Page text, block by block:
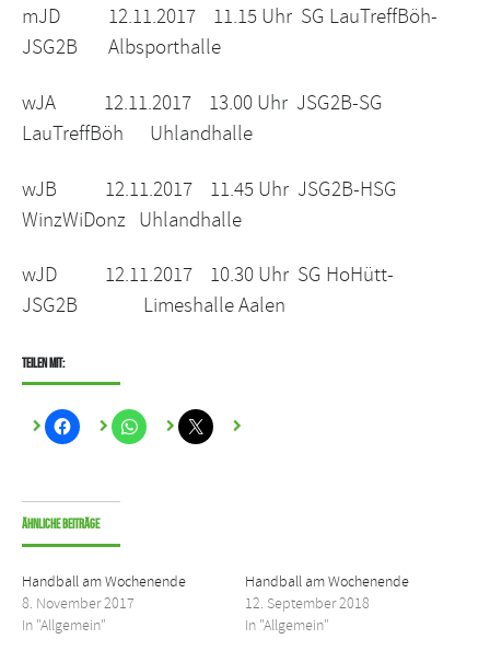
mJD 12.11.2017 11.15 Uhr SG LauTreffBöh-
JSG2B Albsporthalle
wJA 12.11.2017 13.00 Uhr JSG2B-SG
LauTreffBöh Uhlandhalle
wJB 12.11.2017 11.45 Uhr JSG2B-HSG
WinzWiDonz Uhlandhalle
wJD 12.11.2017 10.30 Uhr SG HoHütt-
JSG2B Limeshalle Aalen
Teilen mit:
Ähnliche Beiträge
Handball am Wochenende
8. November 2017
In "Allgemein"
Handball am Wochenende
12. September 2018
In "Allgemein"